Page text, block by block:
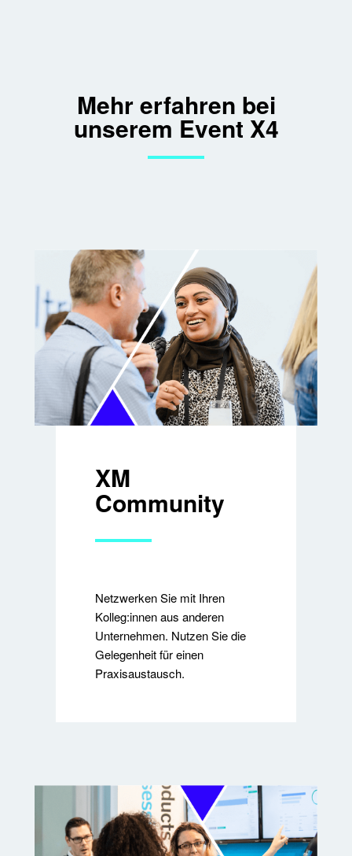
Mehr erfahren bei
unserem Event X4
XM
Community
Netzwerken Sie mit Ihren
Kolleg:innen aus anderen
Unternehmen. Nutzen Sie die
Gelegenheit für einen
Praxisaustausch.